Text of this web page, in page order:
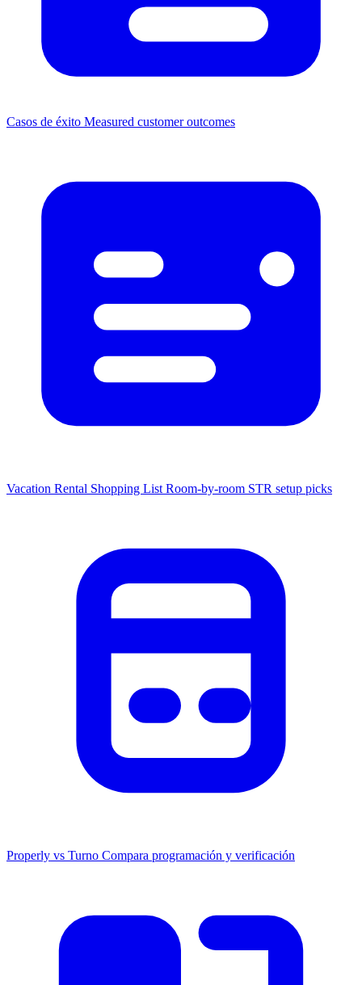
Casos de éxito Measured customer outcomes
Vacation Rental Shopping List Room-by-room STR setup picks
Properly vs Turno Compara programación y verificación